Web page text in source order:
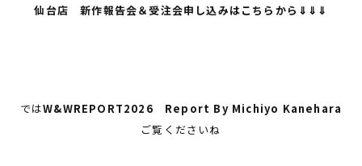
仙台店 新作報告会＆受注会申し込みはこちらから⇓⇓⇓
ではW&WREPORT2026 Report By Michiyo Kanehara
ご覧くださいね